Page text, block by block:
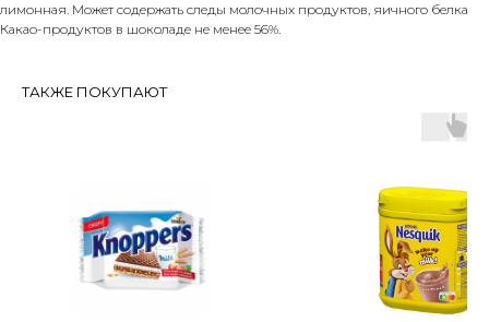
лимонная. Может содержать следы молочных продуктов, яичного белка
Какао-продуктов в шоколаде не менее 56%.
ТАКЖЕ ПОКУПАЮТ